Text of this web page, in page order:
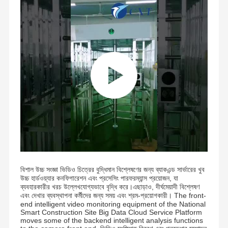
গুণমান নিয়ন্ত্রণ
যোগাযোগ
একটি উদ্ধৃতি
অনুরোধ করুন
ট্রাইপড টার্নস্টাইল গেট
সম্পূর্ণ উচ্চতার টার্নস্টাইল
গতির গেট
ফ্ল্যাপ ব্যারিয়ার গেট
বিশাল উচ্চ সংজ্ঞা ভিডিও চিত্রের বুদ্ধিমান বিশ্লেষণের জন্য ব্যাকএন্ড সার্ভারের খুব
উচ্চ হার্ডওয়্যার কনফিগারেশন এবং প্রসেসিং পারফরম্যান্স প্রয়োজন, যা
ব্যবহারকারীর খরচ উল্লেখযোগ্যভাবে বৃদ্ধি করে।এছাড়াও, দীর্ঘমেয়াদী বিশ্লেষণ
এবং দেখার ব্যবস্থাপনা কর্মীদের জন্য সময় এবং শ্রম-প্রয়োগকারী। The front-
end intelligent video monitoring equipment of the National
Smart Construction Site Big Data Cloud Service Platform
moves some of the backend intelligent analysis functions